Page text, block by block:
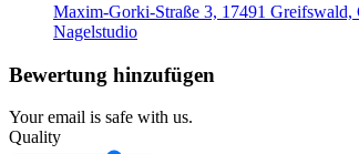
Maxim-Gorki-Straße 3, 17491 Greifswald,
Nagelstudio
Bewertung hinzufügen
Your email is safe with us.
Quality